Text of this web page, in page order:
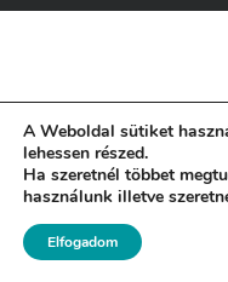
A Weboldal sütiket
lehessen részed.
Ha szeretnél többet
használunk illetve
Elfogadom